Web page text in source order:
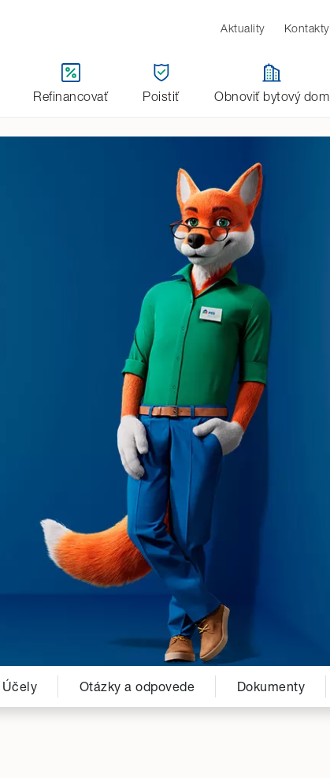
Aktuality Kontakty
Refinancovať Poistiť Obnoviť bytový dom
Účely Otázky a odpovede Dokumenty